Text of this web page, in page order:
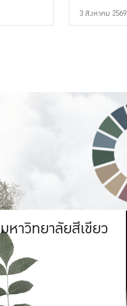
3 สิงหาคม 2569
มหาวิทยาลัยสีเขียว